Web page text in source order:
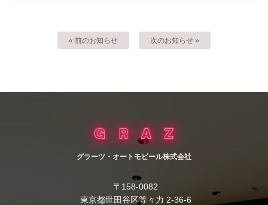
« 前のお知らせ 次のお知らせ »
グラーツ・オートモビール株式会社
〒158-0082
東京都世田谷区等々力 2-36-6